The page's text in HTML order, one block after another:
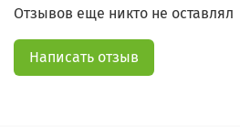
Отзывов еще никто не оставлял
Написать отзыв